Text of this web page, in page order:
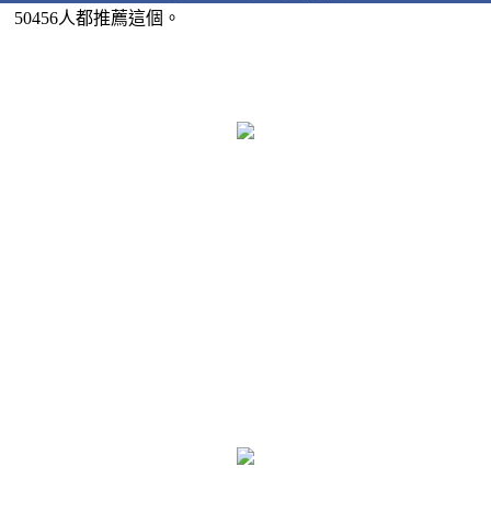
50456人都推薦這個。